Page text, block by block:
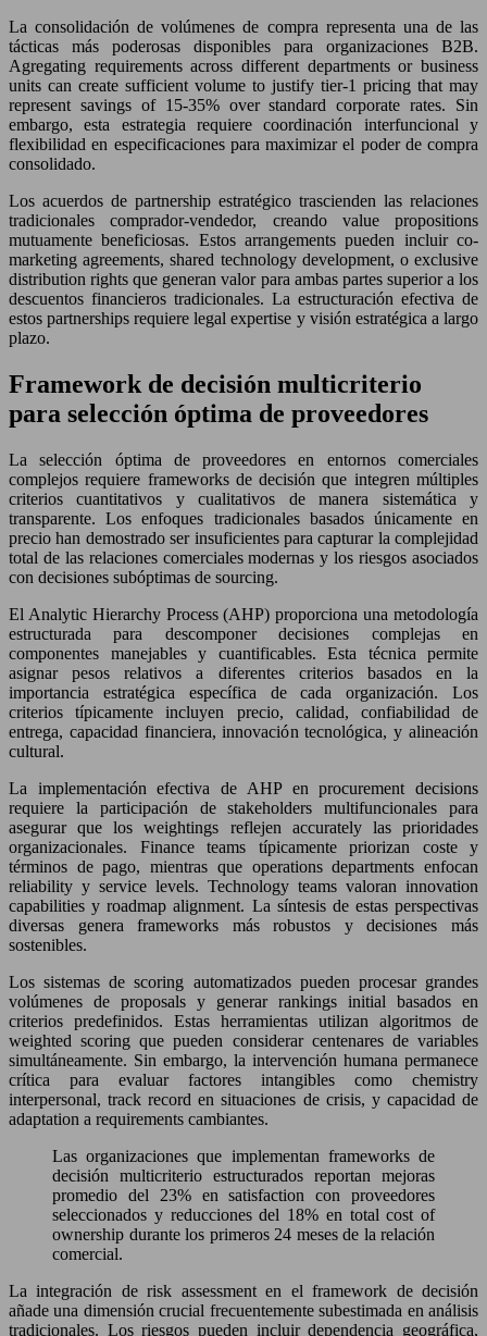
La consolidación de volúmenes de compra representa una de las
tácticas más poderosas disponibles para organizaciones B2B.
Agregating requirements across different departments or business
units can create sufficient volume to justify tier-1 pricing that may
represent savings of 15-35% over standard corporate rates. Sin
embargo, esta estrategia requiere coordinación interfuncional y
flexibilidad en especificaciones para maximizar el poder de compra
consolidado.
Los acuerdos de partnership estratégico trascienden las relaciones
tradicionales comprador-vendedor, creando value propositions
mutuamente beneficiosas. Estos arrangements pueden incluir co-
marketing agreements, shared technology development, o exclusive
distribution rights que generan valor para ambas partes superior a los
descuentos financieros tradicionales. La estructuración efectiva de
estos partnerships requiere legal expertise y visión estratégica a largo
plazo.
Framework de decisión multicriterio
para selección óptima de proveedores
La selección óptima de proveedores en entornos comerciales
complejos requiere frameworks de decisión que integren múltiples
criterios cuantitativos y cualitativos de manera sistemática y
transparente. Los enfoques tradicionales basados únicamente en
precio han demostrado ser insuficientes para capturar la complejidad
total de las relaciones comerciales modernas y los riesgos asociados
con decisiones subóptimas de sourcing.
El Analytic Hierarchy Process (AHP) proporciona una metodología
estructurada para descomponer decisiones complejas en
componentes manejables y cuantificables. Esta técnica permite
asignar pesos relativos a diferentes criterios basados en la
importancia estratégica específica de cada organización. Los
criterios típicamente incluyen precio, calidad, confiabilidad de
entrega, capacidad financiera, innovación tecnológica, y alineación
cultural.
La implementación efectiva de AHP en procurement decisions
requiere la participación de stakeholders multifuncionales para
asegurar que los weightings reflejen accurately las prioridades
organizacionales. Finance teams típicamente priorizan coste y
términos de pago, mientras que operations departments enfocan
reliability y service levels. Technology teams valoran innovation
capabilities y roadmap alignment. La síntesis de estas perspectivas
diversas genera frameworks más robustos y decisiones más
sostenibles.
Los sistemas de scoring automatizados pueden procesar grandes
volúmenes de proposals y generar rankings initial basados en
criterios predefinidos. Estas herramientas utilizan algoritmos de
weighted scoring que pueden considerar centenares de variables
simultáneamente. Sin embargo, la intervención humana permanece
crítica para evaluar factores intangibles como chemistry
interpersonal, track record en situaciones de crisis, y capacidad de
adaptation a requirements cambiantes.
Las organizaciones que implementan frameworks de
decisión multicriterio estructurados reportan mejoras
promedio del 23% en satisfaction con proveedores
seleccionados y reducciones del 18% en total cost of
ownership durante los primeros 24 meses de la relación
comercial.
La integración de risk assessment en el framework de decisión
añade una dimensión crucial frecuentemente subestimada en análisis
tradicionales. Los riesgos pueden incluir dependencia geográfica,